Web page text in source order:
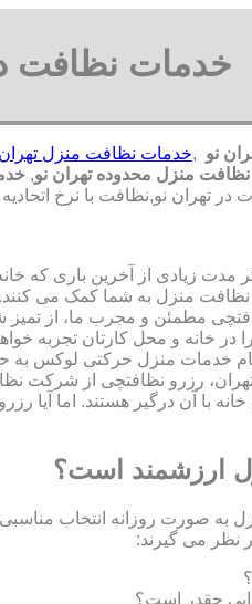
خدمات نظافت
نو ,خدمات نظافت منزل تهران
نظافت منزل محدوده تهران نو,
در تهران نو,نظافت با نرخ
زیادی از آخرین باری که خانه
منزل به شما کمک می
مطمئن و مجرب ما، از
خانه و محل کارتان تجربه
خدمات منزل حرکتی لوکس
رزرو نظافتچی از شرکت
با آن درگیر هستند. اما آیا
ارزشمند است؟
به صورت روزانه انتخاب
نظر می گیرند:
چقدر است؟